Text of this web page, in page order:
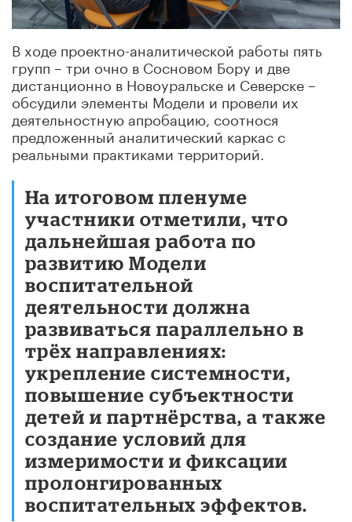
В ходе проектно-аналитической работы пять
групп – три очно в Сосновом Бору и две
дистанционно в Новоуральске и Северске –
обсудили элементы Модели и провели их
деятельностную апробацию, соотнося
предложенный аналитический каркас с
реальными практиками территорий.
На итоговом пленуме
участники отметили, что
дальнейшая работа по
развитию Модели
воспитательной
деятельности должна
развиваться параллельно в
трёх направлениях:
укрепление системности,
повышение субъектности
детей и партнёрства, а также
создание условий для
измеримости и фиксации
пролонгированных
воспитательных эффектов.